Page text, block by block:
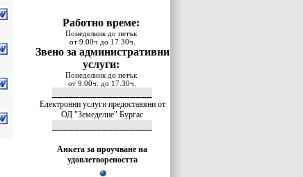
Работно време:
Понеделник до петък
от 9.00ч до 17.30ч.
Звено за административни
услуги:
Понеделник до петък
от 9.00ч. до 17.30ч.
Електронни услуги предоставяни от
ОД "Земеделие" Бургас
Анкета за проучване на
удовлетвореността